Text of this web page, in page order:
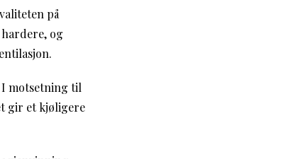
på
og
motsetning til
gir et kjøligere